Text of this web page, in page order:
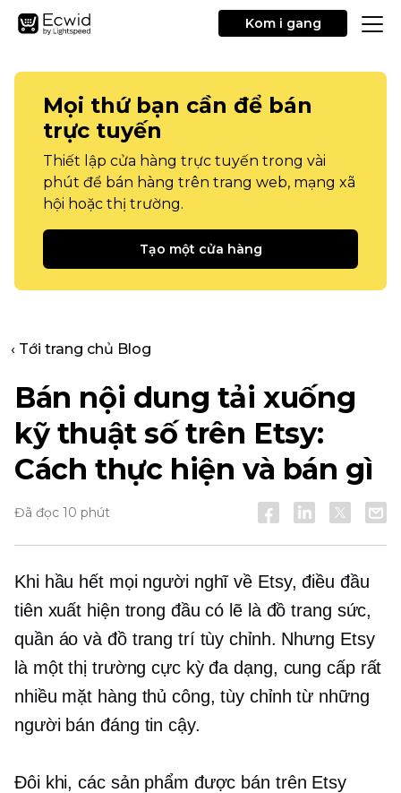
Kom i gang
Mọi thứ bạn cần để bán
trực tuyến
Thiết lập cửa hàng trực tuyến trong vài
phút để bán hàng trên trang web, mạng xã
hội hoặc thị trường.
Tạo một cửa hàng
‹ Tới trang chủ Blog
Bán nội dung tải xuống
kỹ thuật số trên Etsy:
Cách thực hiện và bán gì
Đã đọc 10 phút
Khi hầu hết mọi người nghĩ về Etsy, điều đầu
tiên xuất hiện trong đầu có lẽ là đồ trang sức,
quần áo và đồ trang trí tùy chỉnh. Nhưng Etsy
là một thị trường cực kỳ đa dạng, cung cấp rất
nhiều mặt hàng thủ công, tùy chỉnh từ những
người bán đáng tin cậy.
Đôi khi, các sản phẩm được bán trên Etsy